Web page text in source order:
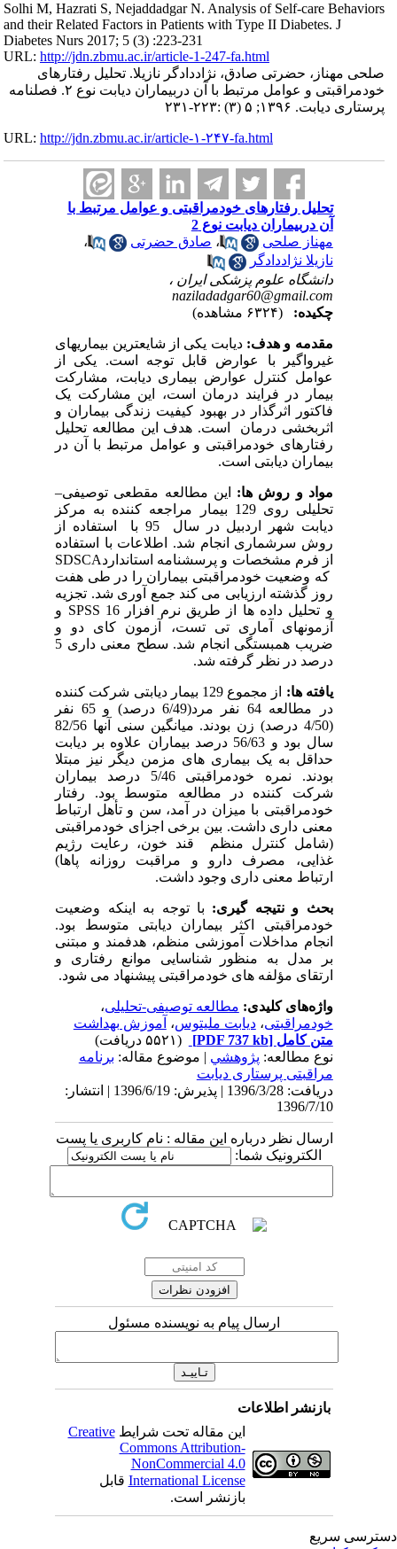
Solhi M, Hazrati S, Nejaddadgar N. Analysis of Self-care Behaviors
and their Related Factors in Patients with Type II Diabetes. J
Diabetes Nurs 2017; 5 (3) :223-231
URL:http://jdn.zbmu.ac.ir/article-1-247-fa.html
صلحی مهناز، حضرتی صادق، نژاددادگر نازیلا. تحلیل رفتارهای
خودمراقبتی و عوامل مرتبط با آن دربیماران دیابت نوع ۲. فصلنامه
پرستاری دیابت. ۱۳۹۶; ۵ (۳) :۲۲۳-۲۳۱
URL:http://jdn.zbmu.ac.ir/article-۱-۲۴۷-fa.html
تحلیل رفتارهای خودمراقبتی و عوامل مرتبط با
آن دربیماران دیابت نوع 2
مهناز صلحی
،صادق حضرتی
،
نازیلا نژاددادگر
دانشگاه علوم پزشکی ایران ،
naziladadgar60@gmail.com
چکیده:
مقدمه و هدف:دیابت یکی از شایعترین بیماریهای
غیرواگیر با عوارض قابل توجه است. یکی از
عوامل کنترل عوارض بیماری دیابت، مشارکت
بیمار در فرایند درمان است، این مشارکت یک
فاکتور اثرگذار در بهبود کیفیت زندگی بیماران و
اثربخشی درمان است. هدف این مطالعه تحلیل
رفتارهای خودمراقبتی و عوامل مرتبط با آن در
بیماران دیابتی است.
مواد و روش ها:این مطالعه مقطعی توصیفی–
تحلیلی روی 129 بیمار مراجعه کننده به مرکز
دیابت شهر اردبیل در سال 95 با استفاده از
روش سرشماری انجام شد. اطلاعات با استفاده
از فرم مشخصات و پرسشنامه استاندارد SDSCA
که وضعیت خودمراقبتی بیماران را در طی هفت
روز گذشته ارزیابی می کند جمع آوری شد. تجزیه
و تحلیل داده ها از طریق نرم افزار 16
SPSSو
آزمونهای آماری تی تست، آزمون کای دو و
ضریب همبستگی انجام شد. سطح معنی داری 5
درصد در نظر گرفته شد.
یافته ها:
از مجموع 129 بیمار دیابتی شرکت کننده
در مطالعه 64 نفر مرد(6/49 درصد) و 65 نفر
(4/50 درصد) زن بودند. میانگین سنی آنها 82/56
سال بود و 56/63 درصد بیماران علاوه بر دیابت
حداقل به یک بیماری های مزمن دیگر نیز مبتلا
بودند. نمره خودمراقبتی 5/46 درصد بیماران
شرکت کننده در مطالعه متوسط بود. رفتار
خودمراقبتی با میزان در آمد، سن و تأهل ارتباط
معنی داری داشت. بین برخی اجزای خودمراقبتی
(شامل کنترل منظم قند خون، رعایت رژیم
غذایی، مصرف دارو و مراقبت روزانه پاها)
ارتباط معنی داری وجود داشت.
بحث و نتیجه گیری:با توجه به اینکه وضعیت
خودمراقبتی اکثر بیماران دیابتی متوسط بود.
انجام مداخلات آموزشی منظم، هدفمند و مبتنی
بر مدل به منظور شناسایی موانع رفتاری و
ارتقای مؤلفه های خودمراقبتی پیشنهاد می شود.
واژه‌های کلیدی:مطالعه توصیفی-تحلیلی،
خودمراقبتی،دیابت ملیتوس،آموزش بهداشت
متن کامل[PDF 737 kb]
نوع مطالعه:پژوهشي| موضوع مقاله:برنامه
مراقبتی پرستاری دیابت
دریافت: 1396/3/28 | پذیرش: 1396/6/19 | انتشار:
1396/7/10
ارسال نظر درباره این مقاله : نام کاربری یا پست
الکترونیک شما:
ارسال پیام به نویسنده مسئول
بازنشر اطلاعات
این مقاله تحت شرایطCreative
Commons Attribution-
NonCommercial 4.0
International Licenseقابل
بازنشر است.
سریع